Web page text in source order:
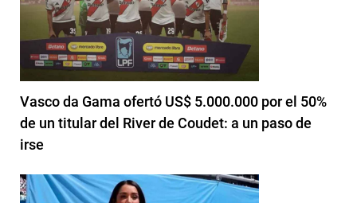
Vasco da Gama ofertó US$ 5.000.000 por el 50%
de un titular del River de Coudet: a un paso de
irse